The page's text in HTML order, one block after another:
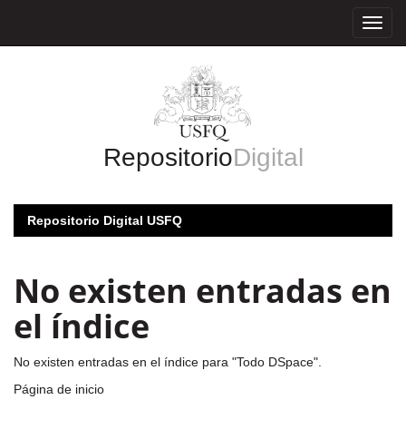
RepositorioDigital
Repositorio Digital USFQ
No existen entradas en
el índice
No existen entradas en el índice para "Todo DSpace".
Página de inicio